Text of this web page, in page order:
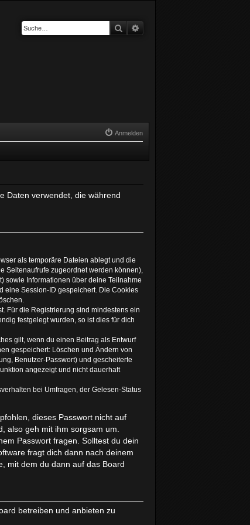
Suche
Anmelden
Daten verwendet, die während
als temporäre Dateien ablegt und die
Seitenaufrufe zugeordnet werden können),
sowie Informationen über deine Teilnahme
eine Session-ID gespeichert. Die Cookies
Für die Registrierung sind mindestens ein
festgelegt wurden, so ist dies für dich
gilt, wenn du einen Beitrag als Entwurf
gespeichert: Löschen und Ändern von
Benutzer-Passwort) und gescheiterte
angezeigt und nicht dauerhaft
bei Umfragen, der Gelesen-Status
dieses Passwort nicht auf
also geh mit ihm sorgsam um.
Passwort fragen. Solltest du dein
fragt dich dann nach deinem
mit dem du dann auf das Board
betreiben und anbieten zu